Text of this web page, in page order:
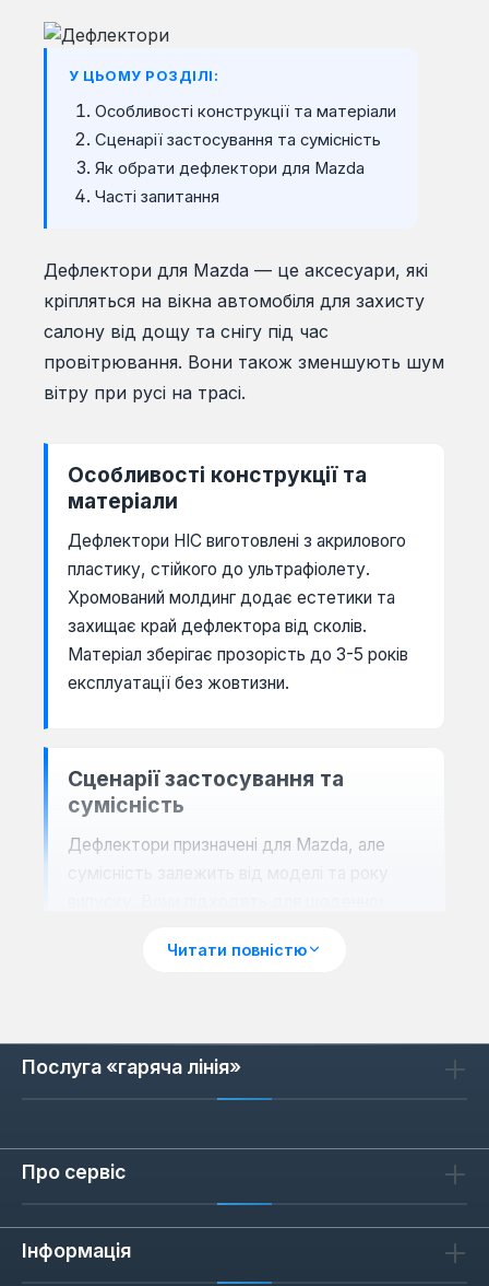
У ЦЬОМУ РОЗДІЛІ:
Особливості конструкції та матеріали
Сценарії застосування та сумісність
Як обрати дефлектори для Mazda
Часті запитання
Дефлектори для Mazda — це аксесуари, які
кріпляться на вікна автомобіля для захисту
салону від дощу та снігу під час
провітрювання. Вони також зменшують шум
вітру при русі на трасі.
Особливості конструкції та
матеріали
Дефлектори HIC виготовлені з акрилового
пластику, стійкого до ультрафіолету.
Хромований молдинг додає естетики та
захищає край дефлектора від сколів.
Матеріал зберігає прозорість до 3-5 років
експлуатації без жовтизни.
Сценарії застосування та
сумісність
Дефлектори призначені для Mazda, але
встановленні важливо перевірити кріплення
швидкості понад 100 км/год.
Mazda
Обирайте дефлектори за типом кузова:
седан, хетчбек або кросовер. Для Mazda
CX-5 та Mazda 3 підходять різні набори
Читати повністю
Послуга «гаряча лінія»
Про сервіс
Інформація